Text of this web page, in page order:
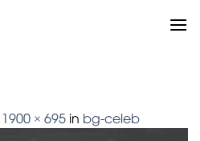
1900 × 695 in bg-celeb